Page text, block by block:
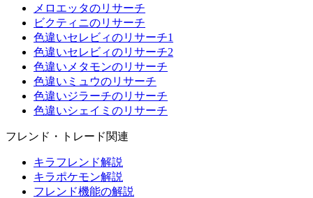
メロエッタのリサーチ
ビクティニのリサーチ
色違いセレビィのリサーチ1
色違いセレビィのリサーチ2
色違いメタモンのリサーチ
色違いミュウのリサーチ
色違いジラーチのリサーチ
色違いシェイミのリサーチ
フレンド・トレード関連
キラフレンド解説
キラポケモン解説
フレンド機能の解説